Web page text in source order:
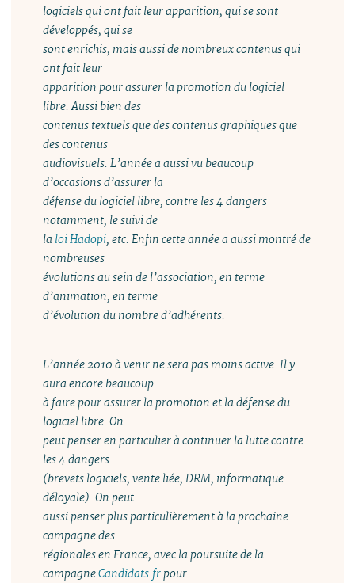
logiciels qui ont fait leur apparition, qui se sont
développés, qui se
sont enrichis, mais aussi de nombreux contenus qui
ont fait leur
apparition pour assurer la promotion du logiciel
libre. Aussi bien des
contenus textuels que des contenus graphiques que
des contenus
audiovisuels. L’année a aussi vu beaucoup
d’occasions d’assurer la
défense du logiciel libre, contre les 4 dangers
notamment, le suivi de
la loi Hadopi, etc. Enfin cette année a aussi montré de
nombreuses
évolutions au sein de l’association, en terme
d’animation, en terme
d’évolution du nombre d’adhérents.
L’année 2010 à venir ne sera pas moins active. Il y
aura encore beaucoup
à faire pour assurer la promotion et la défense du
logiciel libre. On
peut penser en particulier à continuer la lutte contre
les 4 dangers
(brevets logiciels, vente liée, DRM, informatique
déloyale). On peut
aussi penser plus particulièrement à la prochaine
campagne des
régionales en France, avec la poursuite de la
campagneCandidats.fr pour